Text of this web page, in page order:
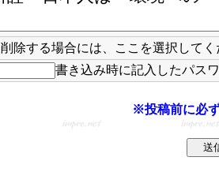
削除する場合には、ここを選択してく
書き込み時に記入したパス
※投稿前に必